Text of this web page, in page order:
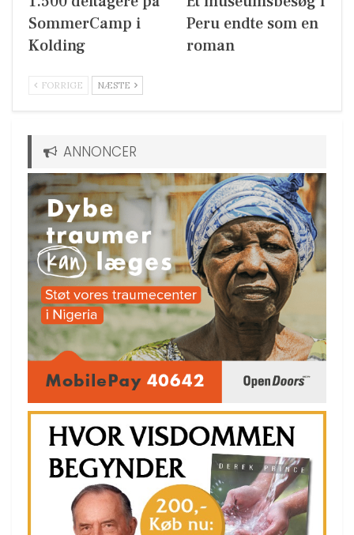
SommerCamp i
Kolding
Peru endte som en
roman
FORRIGE NÆSTE
ANNONCER